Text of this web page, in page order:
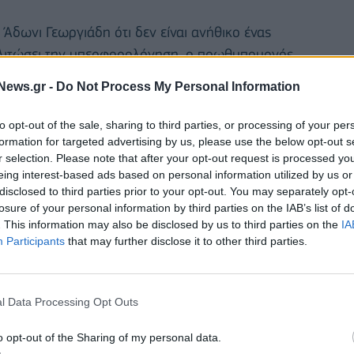
- Do Not Process My Personal Information
opt-out of the sale, sharing to third parties, or processing of your
for targeted advertising by us, please use the below opt-out
selection. Please note that after your opt-out request is processed
interest-based ads based on personal information utilized by us
to third parties prior to your opt-out. You may separately
of your personal information by third parties on the IAB’s list of
This information may also be disclosed by us to third parties on the
Participants that may further disclose it to other third parties.
Data Processing Opt Outs
opt-out of the Sharing of my personal data.
Γεωργιάδη ότι δεν είναι ανήθικο ένας
την υπερφορολόγηση, ο πρωθυπουργός
«απέναντι στην Ελλάδα της παραγωγής και της
και της αρπαχτής,που κοίταζε πάντα να
να βρίσκει τρόπους να νομιμοποιεί αυτή τη
έχουμε και τον Άδωνη να μας λέει ότι εκτός από
Αλέξης Τσίπρας, στέλνοντας μήνυμα πως«η
της κρίσης. «Θα κλείσουμε με όλα τα μέσα
μια φορά, στους παραδείσους εκείνους των
δεσμεύθηκε ο κ. Τσίπρας.
για «μηδενισμό», κάλεσε τους
του κοινωνικού μερίσματος», αλλά και τον
της φοροδιαφυγής
σχολής ΚΑΚΩΝ ΤΕΧΝΩΝ, που μας οδήγησαν